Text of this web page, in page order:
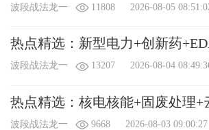
波段战法龙一 11808 2026-08-05
热点精选：新型电力+创新药
波段战法龙一 13207 2026-08-04
热点精选：核电核能+固废处理+
波段战法龙一 9668 2026-08-03 09:00:27